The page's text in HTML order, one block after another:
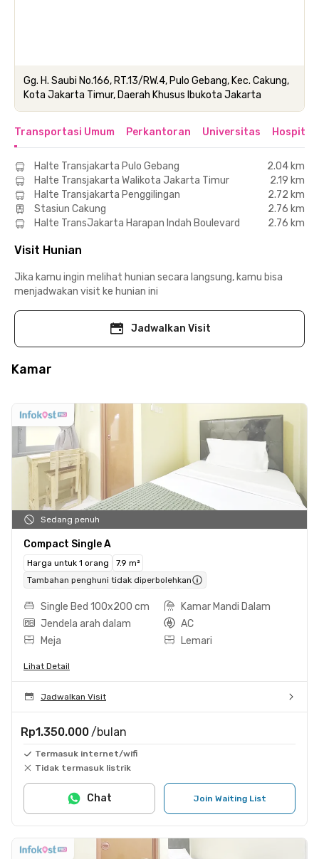
Gg. H. Saubi No.166, RT.13/RW.4, Pulo Gebang, Kec. Cakung,
Kota Jakarta Timur, Daerah Khusus Ibukota Jakarta
Transportasi Umum Perkantoran Universitas Hospital
Halte Transjakarta Pulo Gebang
2.04 km
Halte Transjakarta Walikota Jakarta Timur
2.19 km
Halte Transjakarta Penggilingan
2.72 km
Stasiun Cakung
2.76 km
Halte TransJakarta Harapan Indah Boulevard
2.76 km
Visit Hunian
Jika kamu ingin melihat hunian secara langsung, kamu bisa
menjadwakan visit ke hunian ini
Jadwalkan Visit
Kamar
Sedang penuh
Compact Single A
Harga untuk 1 orang
7.9 m²
Tambahan penghuni tidak diperbolehkan
Single Bed 100x200 cm
Kamar Mandi Dalam
Jendela arah dalam
AC
Meja
Lemari
Lihat Detail
Jadwalkan Visit
Rp1.350.000 /bulan
Termasuk internet/wifi
Tidak termasuk listrik
Join Waiting List
Chat